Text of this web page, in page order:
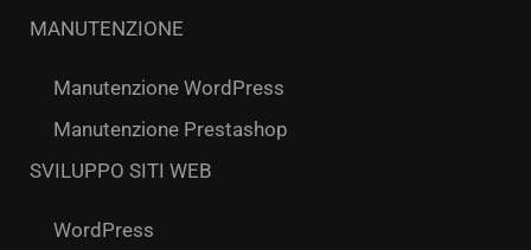
MANUTENZIONE
Manutenzione WordPress
Manutenzione Prestashop
SVILUPPO SITI WEB
WordPress